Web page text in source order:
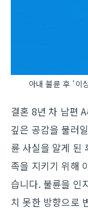
아내 불륜 후 '이
결혼 8년 차 남편
깊은 공감을 불러
륜 사실을 알게 된
족을 지키기 위해
습니다. 불륜을 인
치 못한 방향으로